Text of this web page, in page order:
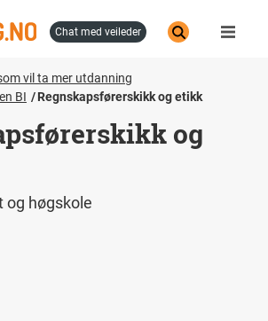
til
chat med veileder
vil ta mer utdanning
BI
Regnskapsførerskikk og etikk
og
og høgskole